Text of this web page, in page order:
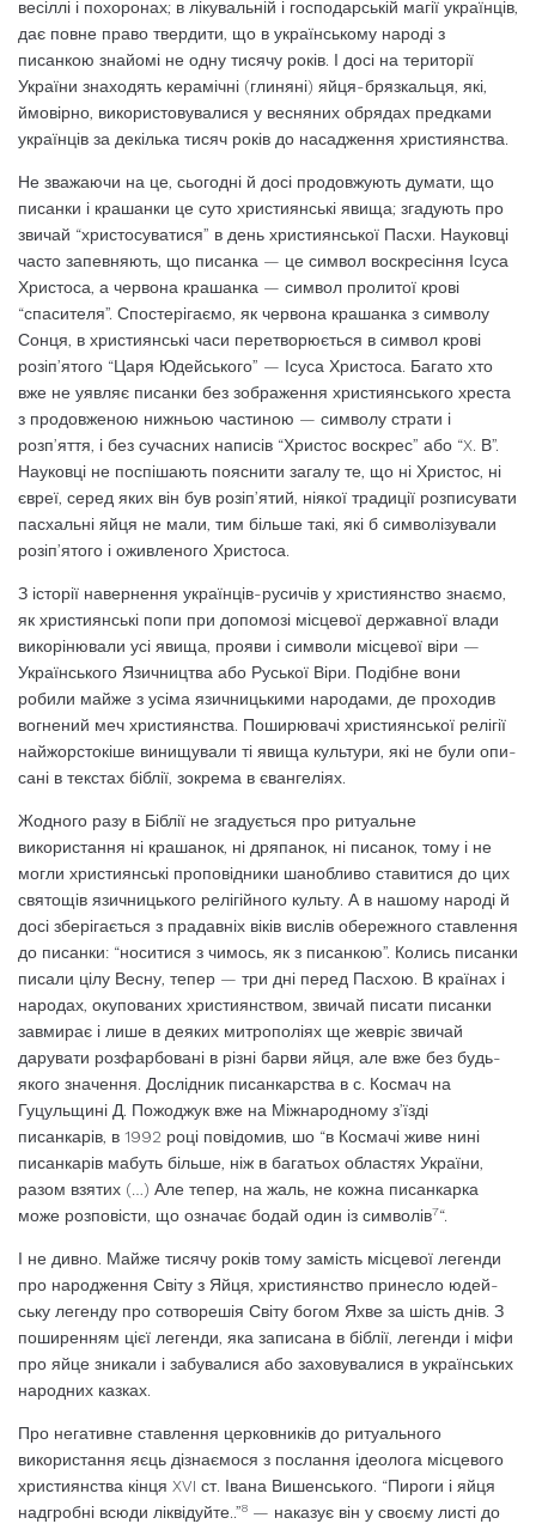
весіллі і похоронах; в ліку­вальній і господарській магії українців,
дає повне право твердити, що в українському народі з
писанкою знайомі не одну тисячу років. І досі на території
України знаходять керамічні (глиняні) яйця-брязкальця, які,
ймовірно, використовувалися у весняних обрядах предками
українців за декілька тисяч років до насадження християнства.
Не зважаючи на це, сьогодні й досі про­довжують думати, що
писанки і крашанки це суто християнські явища; згадують про
звичай “христосуватися” в день християнсь­кої Пасхи. Науковці
часто запевняють, що писанка — це символ воскресіння Ісуса
Христоса, а червона крашанка — символ пролитої крові
“спасителя”. Спостерігаємо, як червона крашанка з символу
Сонця, в християнські часи перетворюється в символ крові
розіп’ятого “Царя Юдейського” — Ісу­са Христоса. Багато хто
вже не уявляє пи­санки без зображення християнського хрес­та
з продовженою нижньою частиною — символу страти і
розп’яття, і без сучасних написів “Христос воскрес” або “X. В”.
Нау­ковці не поспішають пояснити загалу те, що ні Христос, ні
євреї, серед яких він був розіп’ятий, ніякої традиції розписувати
пасхальні яйця не мали, тим більше такі, які б символізували
розіп’ятого і оживленого Христоса.
З історії навернення українців-русичів у християнство знаємо,
як християнські попи при допомозі місцевої державної влади
ви­корінювали усі явища, прояви і символи мі­сцевої віри —
Українського Язичництва або Руської Віри. Подібне вони
робили майже з усіма язичницькими народами, де проходив
вогнений меч християнства. Поширювачі християнської релігії
найжорстокіше вини­щували ті явища культури, які не були опи­
сані в текстах біблії, зокрема в євангеліях.
Жодного разу в Біблії не згадується про ритуальне
використання ні крашанок, ні дряпанок, ні писанок, тому і не
могли християнські проповідники шанобливо стави­тися до цих
святощів язичницького релігій­ного культу. А в нашому народі й
досі збе­рігається з прадавніх віків вислів обережно­го ставлення
до писанки: “носитися з чи­мось, як з писанкою”. Колись писанки
пи­сали цілу Весну, тепер — три дні перед Пасхою. В країнах і
народах, окупованих хри­стиянством, звичай писати писанки
завми­рає і лише в деяких митрополіях ще жевріє звичай
дарувати розфарбовані в різні барви яйця, але вже без будь-
якого значення. До­слідник писанкарства в с. Космач на
Гуцульщині Д. Пожоджук вже на Міжнародному з’їзді
писанкарів, в 1992 році повідомив, шо “в Космачі живе нині
писанкарів мабуть бі­льше, ніж в багатьох областях України,
разом взятих (…) Але тепер, на жаль, не кож­на писанкарка
може розповісти, що означає бодай один із символів7“.
І не дивно. Майже тисячу років тому замість місцевої легенди
про народження Світу з Яйця, християнство принесло юдей­
ську легенду про сотворешія Світу богом Яхве за шість днів. З
поширенням цієї леге­нди, яка записана в біблії, легенди і міфи
про яйце зникали і забувалися або захову­валися в українських
народних казках.
Про негативне ставлення церковників до ритуального
використання яєць дізнаємося з послання ідеолога місцевого
християнства кінця XVI ст. Івана Вишенського. “Пироги і яйця
надгробні всюди ліквідуйте..”8 — на­казує він у своєму листі до